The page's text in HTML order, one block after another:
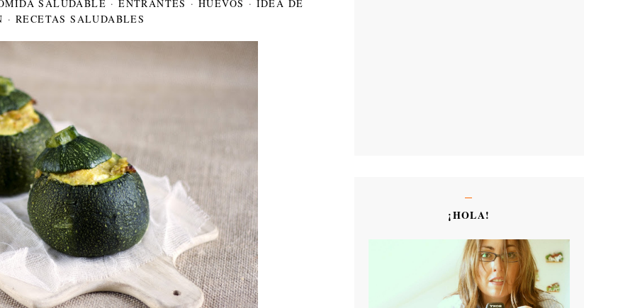
SALUDABLE ·ENTRANTES · HUEVOS · IDEA DE
· RECETAS SALUDABLES
¡HOLA!